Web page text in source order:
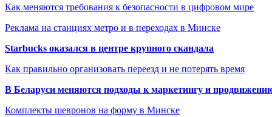
Как меняются требования к безопасности в цифровом мире
Реклама на станциях метро и в переходах в Минске
Starbucks оказался в центре крупного скандала
Как правильно организовать переезд и не потерять время
В Беларуси меняются подходы к маркетингу и
Комплекты шевронов на форму в Минске